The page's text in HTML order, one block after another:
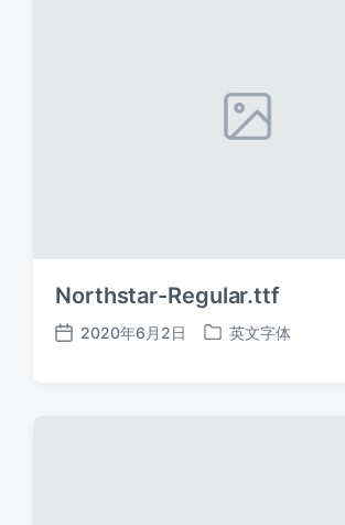
Northstar-Regular.ttf
发
2020年6月2日
发
英文字体